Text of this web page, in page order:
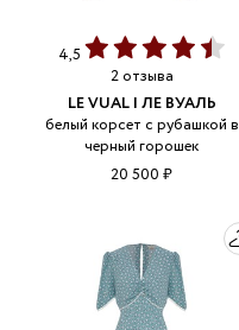
4,5
2 отзыва
LE VUAL | ЛЕ ВУАЛЬ
белый корсет с рубашкой в
черный горошек
20 500 ₽